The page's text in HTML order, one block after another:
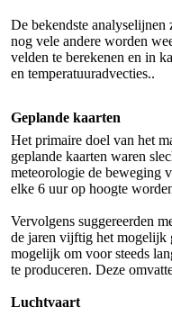
De bekendste
nog vele andere worden
velden te berekenen en in
en temperatuuradvecties..
Geplande kaarten
Het primaire doel van het
geplande kaarten waren
meteorologie de beweging
elke 6 uur op hoogte
Vervolgens suggereerden
de jaren vijftig het mogelijk
mogelijk om voor steeds
te produceren. Deze
Luchtvaart